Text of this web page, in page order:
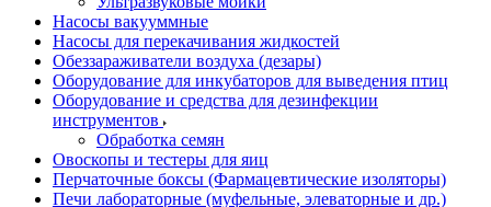
Насосы вакууммные
Насосы для перекачивания жидкостей
Обеззараживатели воздуха (дезары)
Оборудование для инкубаторов для выведения птиц
Оборудование и средства для дезинфекции
инструментов
Обработка семян
Овоскопы и тестеры для яиц
Перчаточные боксы (Фармацевтические изоляторы)
Печи лабораторные (муфельные, элеваторные и др.)